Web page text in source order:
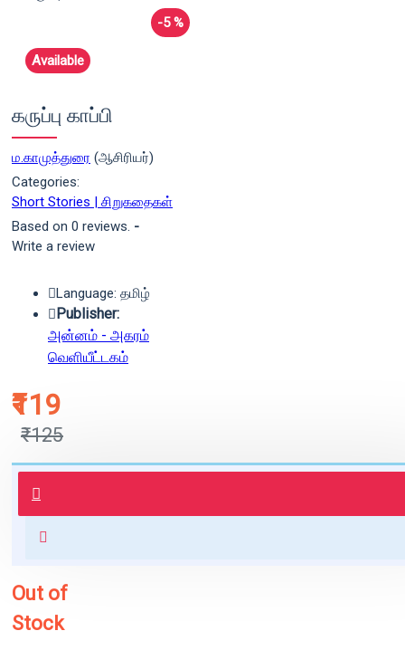
-5 %
Available
கருப்பு காப்பி
ம.காமுத்துரை (ஆசிரியர்)
Categories:
Short Stories | சிறுகதைகள்
Based on 0 reviews. -
Write a review
₹119
₹125
Language: தமிழ்
Publisher:
அன்னம் - அகரம்
வெளியீட்டகம்
புத்தகம் 3 - 7 நாட்களில் அனுப்பி
வைக்கப்படும்.
for orders above ₹1000 within
Out of
Stock